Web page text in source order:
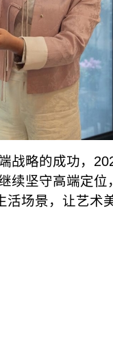
战略的成功，
续坚守高端定
活场景，让艺术